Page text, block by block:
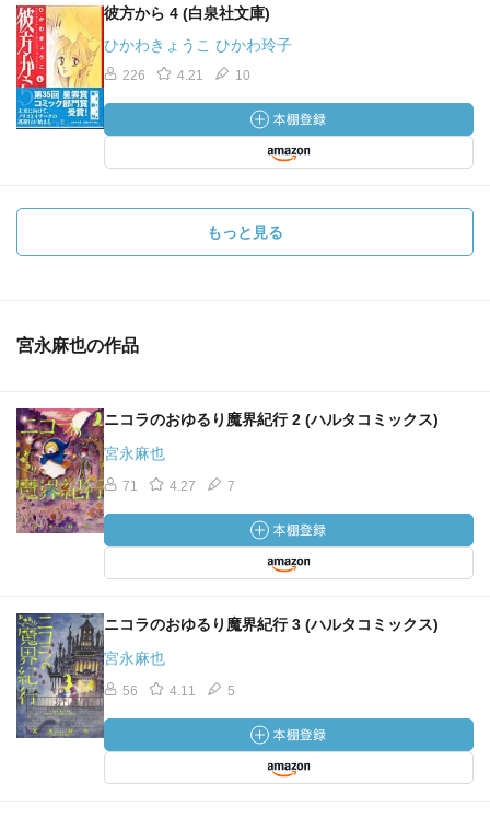
彼方から 4 (白泉社文庫)
ひかわきょうこ ひかわ玲子
226 4.21 10
もっと見る
宮永麻也の作品
ニコラのおゆるり魔界紀行 2 (ハルタコミックス)
宮永麻也
71 4.27 7
ニコラのおゆるり魔界紀行 3 (ハルタコミックス)
宮永麻也
56 4.11 5